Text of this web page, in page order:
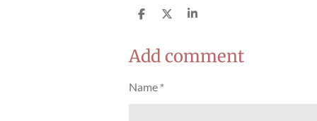
S
r
e
S
r
e
S
r
e
Add comment
Name *